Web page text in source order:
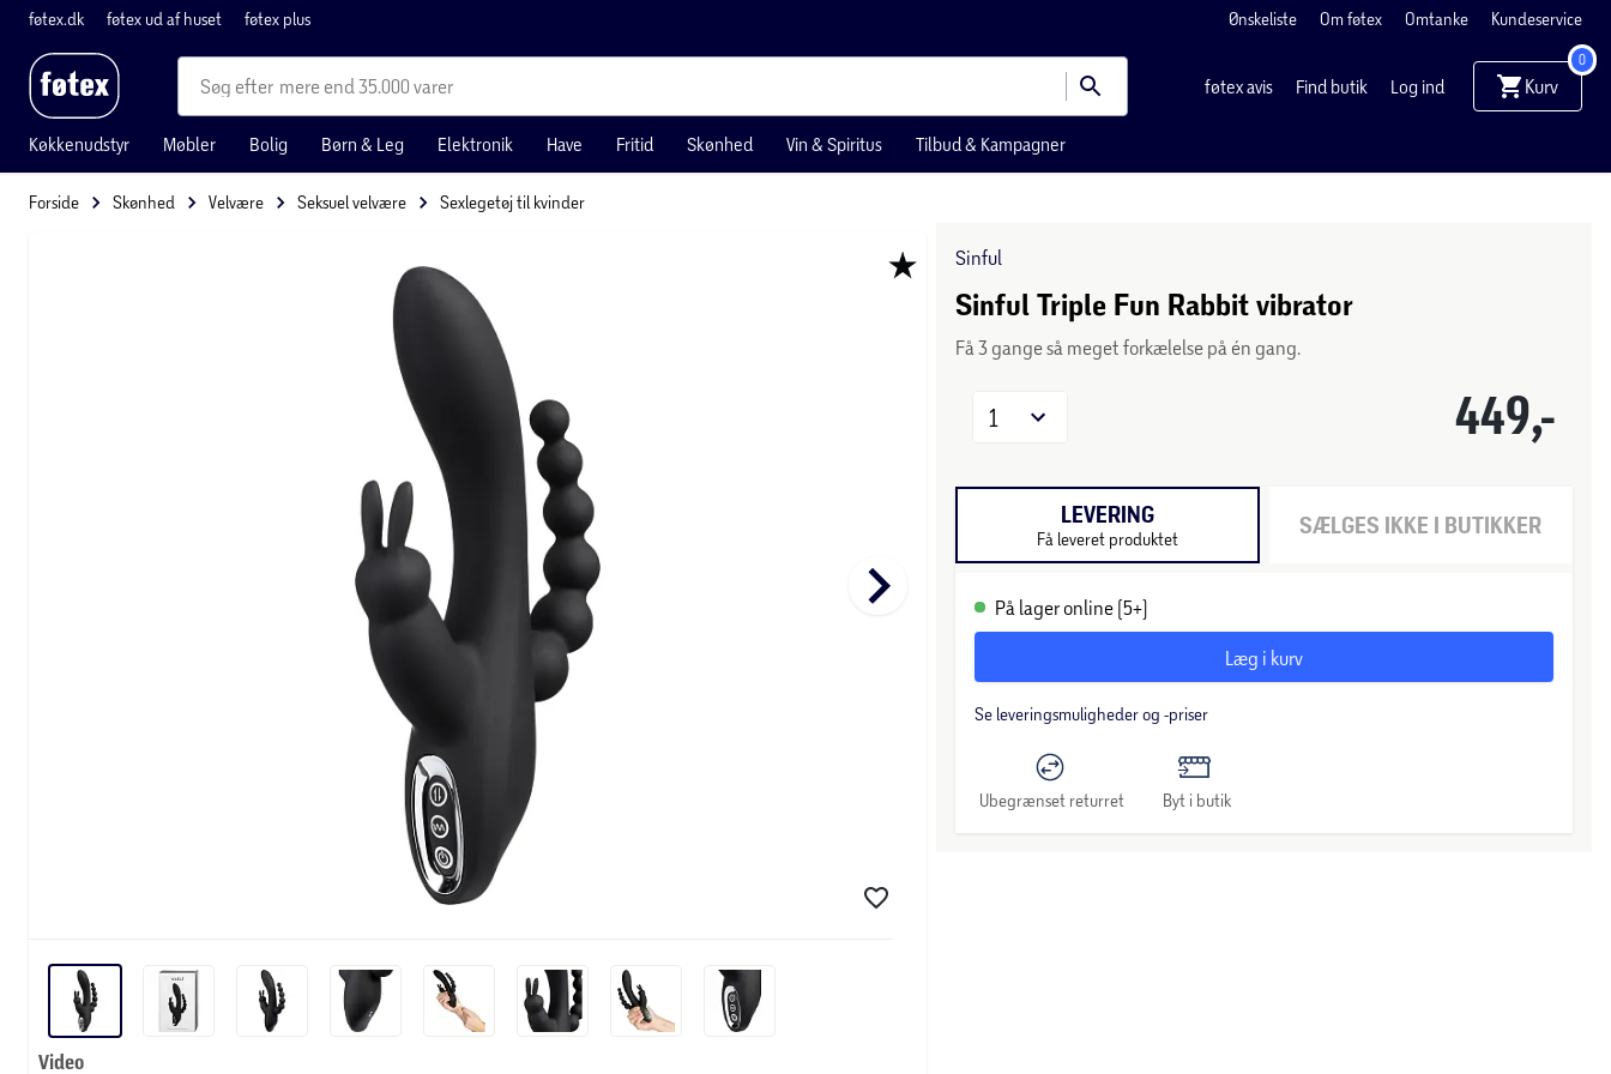
føtex.dk føtex ud af huset føtex plus Ønskeliste Om føtex Omtanke Kundeservice
mere end 35.000 varer føtex avis Find butik Log ind Kurv
0
Køkkenudstyr Møbler Bolig Børn & Leg Elektronik Have Fritid Skønhed Vin & Spiritus Tilbud & Kampagner
Forside Skønhed Velvære Seksuel velvære Sexlegetøj til kvinder
keyboard_arrow_right
Video
Sinful
Sinful Triple Fun Rabbit vibrator
Få 3 gange så meget forkælelse på én gang.
449,-
1
LEVERING
Få leveret produktet SÆLGES IKKE I BUTIKKER
På lager online (5+)
Læg i kurv
Se leveringsmuligheder og -priser
Ubegrænset returret Byt i butik